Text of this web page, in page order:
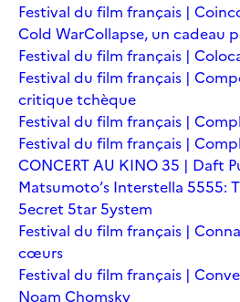
Festival du film français |
Cold WarCollapse, un cadeau
Festival du film français |
Festival du film français |
critique tchèque
Festival du film français |
Festival du film français |
CONCERT AU KINO 35 | Daft
Matsumoto’s Interstella 5555:
5ecret 5tar 5ystem
Festival du film français |
cœurs
Festival du film français |
Noam Chomsky